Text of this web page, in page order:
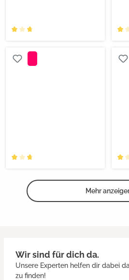
Mehr
Wir sind für dich da.
Unsere Experten helfen dir dabei
zu finden!